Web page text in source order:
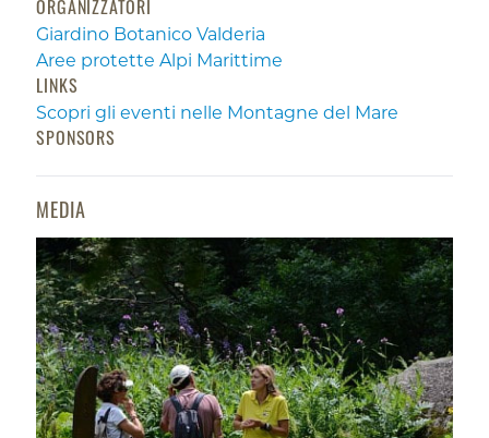
ORGANIZZATORI
Giardino Botanico Valderia
Aree protette Alpi Marittime
LINKS
Scopri gli eventi nelle Montagne del Mare
SPONSORS
MEDIA